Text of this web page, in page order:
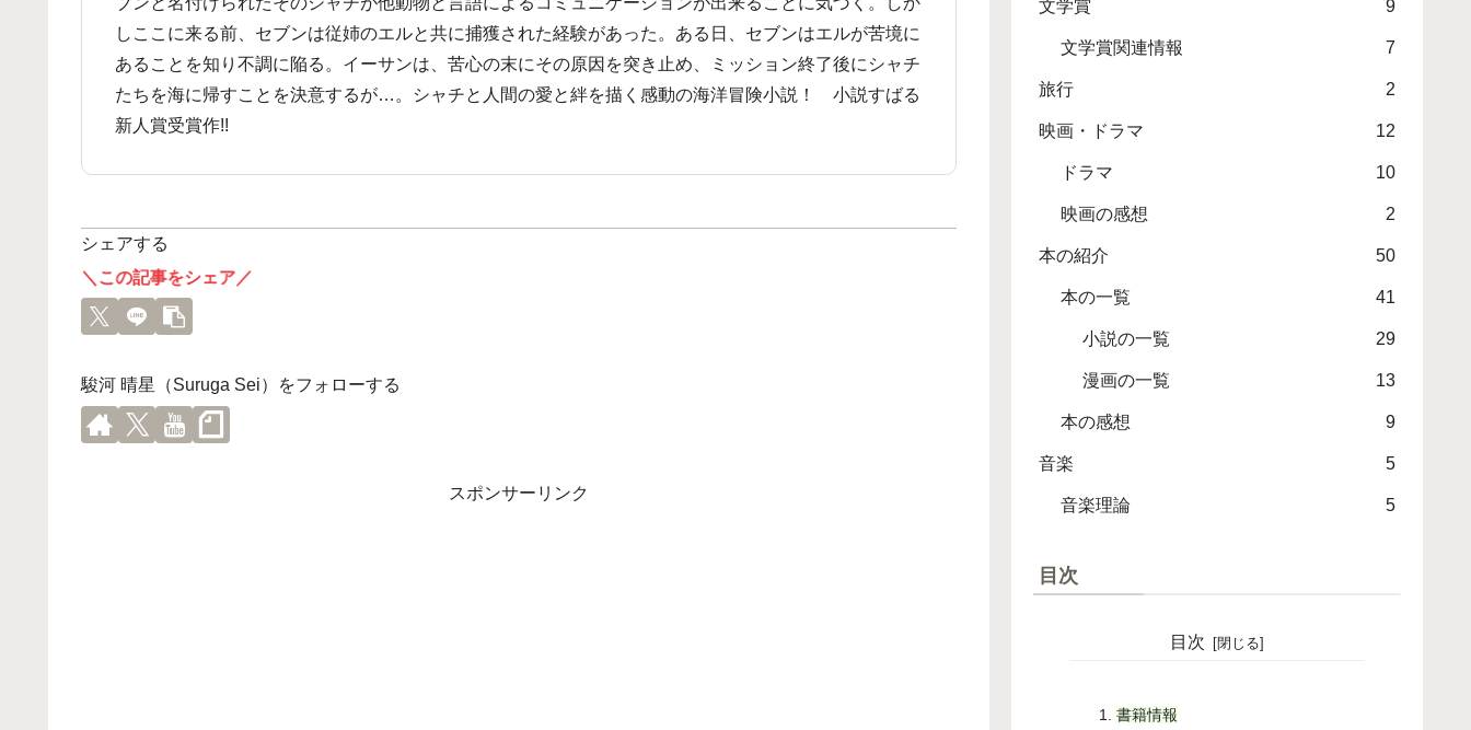
しここに来る前、セブンは従姉のエルと共に捕獲された経験があった。ある日、セブンはエルが苦境に
あることを知り不調に陥る。イーサンは、苦心の末にその原因を突き止め、ミッション終了後にシャチ
たちを海に帰すことを決意するが…。シャチと人間の愛と絆を描く感動の海洋冒険小説！ 小説すばる
新人賞受賞作!!
シェアする
＼この記事をシェア／
駿河 晴星（Suruga Sei）をフォローする
スポンサーリンク
文学賞 9
文学賞関連情報 7
旅行 2
映画・ドラマ 12
ドラマ 10
映画の感想 2
本の紹介 50
本の一覧 41
小説の一覧 29
漫画の一覧 13
本の感想 9
音楽 5
音楽理論 5
目次
目次
書籍情報